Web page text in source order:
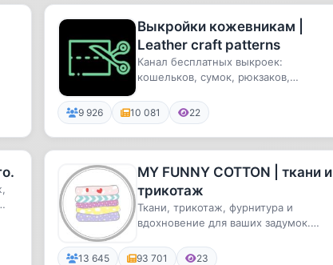
Выкройки кожевникам |
Leather craft patterns
Канал бесплатных выкроек:
кошельков, сумок, рюкзаков,
твор...
9 926 10 081 22
MY FUNNY COTTON | ткани и
трикотаж
Ткани, трикотаж, фурнитура и
вдохновение для ваших задумок.
кого. 😉
13 645 93 701 23